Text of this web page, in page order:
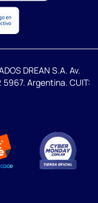
DREAN S.A. Av.
5967. Argentina. CUIT: